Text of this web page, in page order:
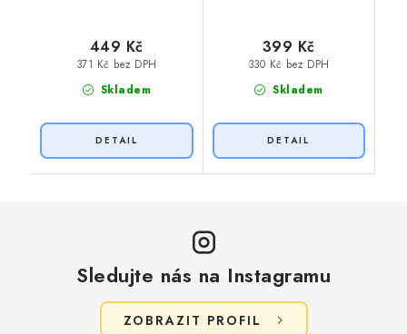
Skladem
371 Kč bez DPH
449 Kč
Skladem
330 Kč bez DPH
399 Kč
Sledujte nás na Instagramu
ZOBRAZIT PROFIL